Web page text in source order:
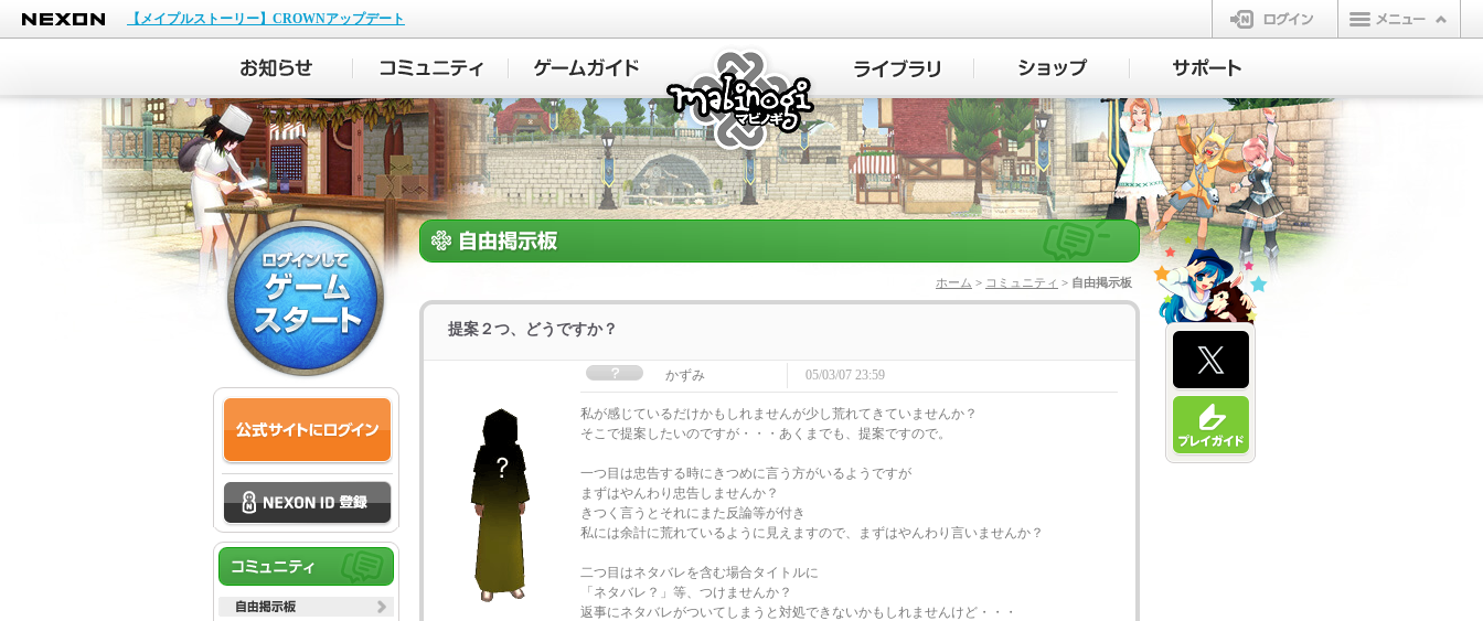
NEXON
【メイプルストーリー】CROWNアップデート
ログイン
マビノギ
ホーム > コミュニティ > 自由掲示板
提案２つ、どうですか？
かずみ 05/03/07 23:59
私が感じているだけかもしれませんが少し荒れてきていませんか？
そこで提案したいのですが・・・あくまでも、提案ですので。
一つ目は忠告する時にきつめに言う方がいるようですが
まずはやんわり忠告しませんか？
きつく言うとそれにまた反論等が付き
私には余計に荒れているように見えますので、まずはやんわり言いませんか？
二つ目はネタバレを含む場合タイトルに
「ネタバレ？」等、つけませんか？
返事にネタバレがついてしまうと対処できないかもしれませんけど・・・